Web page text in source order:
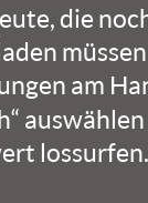
die
am
lossurfen.